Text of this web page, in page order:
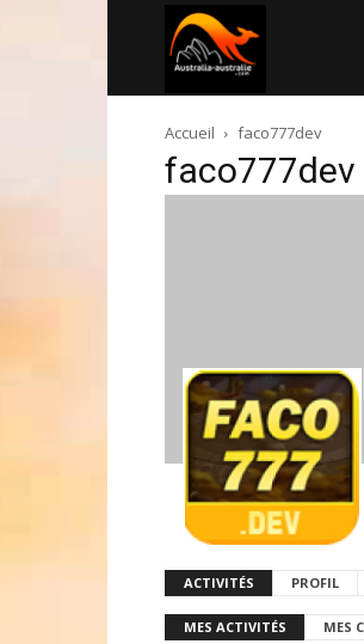
australie.com
Accueil faco777dev
faco777dev
ACTIVITÉS PROFIL
MES ACTIVITÉS MES